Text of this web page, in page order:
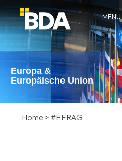
MENU
Europa &
Europäische Union
Home > #EFRAG